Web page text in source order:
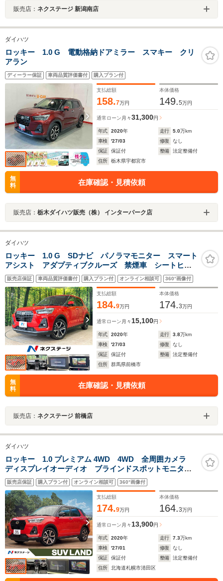
販売店： ネクステージ 新潟南店
ダイハツ
ロッキー 1.0 G 電動格納ドアミラー スマキー クリ
アラン
ディーラー保証 車両品質評価書付 購入プラン付
支払総額
158.7万円
本体価格
149.5万円
通常ローン 月々31,300円
年式 2020年 走行 5.0万km
車検
'27/03 修復
なし
保証
保証付 整備
法定整備付
住所
栃木県宇都宮市
無
料
在庫確認・見積依頼
販売店： 栃木ダイハツ販売（株） インターパーク店
ダイハツ
ロッキー 1.0 G SDナビ パノラマモニター スマート
アシスト アダプティブクルーズ 禁煙車 シートヒー
ター コーナーセンサー レーンキープ LEDヘッド
スマートキー ETC オートハイビーム 誤発進抑制機
能
販売店保証 車両品質評価書付 購入プラン付 オンライン相談可 360°画像付
支払総額
184.9万円
本体価格
174.3万円
通常ローン 月々 15,100円
年式 2020年 走行 3.8万km
車検
'27/03 修復
なし
保証
保証付 整備
法定整備付
住所
群馬県前橋市
無
料
在庫確認・見積依頼
販売店： ネクステージ 前橋店
ダイハツ
ロッキー 1.0 プレミアム 4WD 4WD 全周囲カメラ
ディスプレイオーディオ ブラインドスポットモニタ
ー レーダークルーズ クリアランスソナー シートヒ
ーター オートエアコン LEDヘッドライト 純正17イ
ンチアルミ ETC
販売店保証 購入プラン付 オンライン相談可 360°画像付
支払総額
174.9万円
本体価格
164.3万円
通常ローン 月々 13,900円
年式 2020年 走行 7.3万km
車検
'27/01 修復
なし
保証
保証付 整備
法定整備付
住所
北海道札幌市清田区